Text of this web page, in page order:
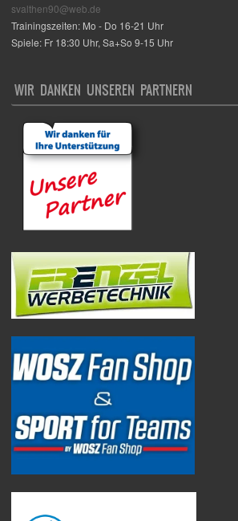
svalthen90@web.de
Trainingszeiten: Mo - Do 16-21 Uhr
Spiele: Fr 18:30 Uhr, Sa+So 9-15 Uhr
WIR DANKEN UNSEREN PARTNERN